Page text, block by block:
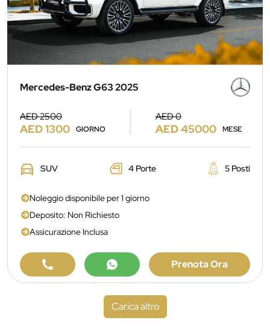
Mercedes-Benz G63 2025
AED 2500
AED 1300 GIORNO
AED 0
AED 45000 MESE
SUV 4 Porte 5 Posti
Noleggio disponibile per 1 giorno
Deposito: Non Richiesto
Assicurazione Inclusa
Prenota Ora
Carica altro